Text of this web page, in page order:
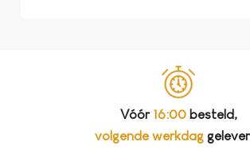
Vóór 16:00besteld,
volgende werkdag